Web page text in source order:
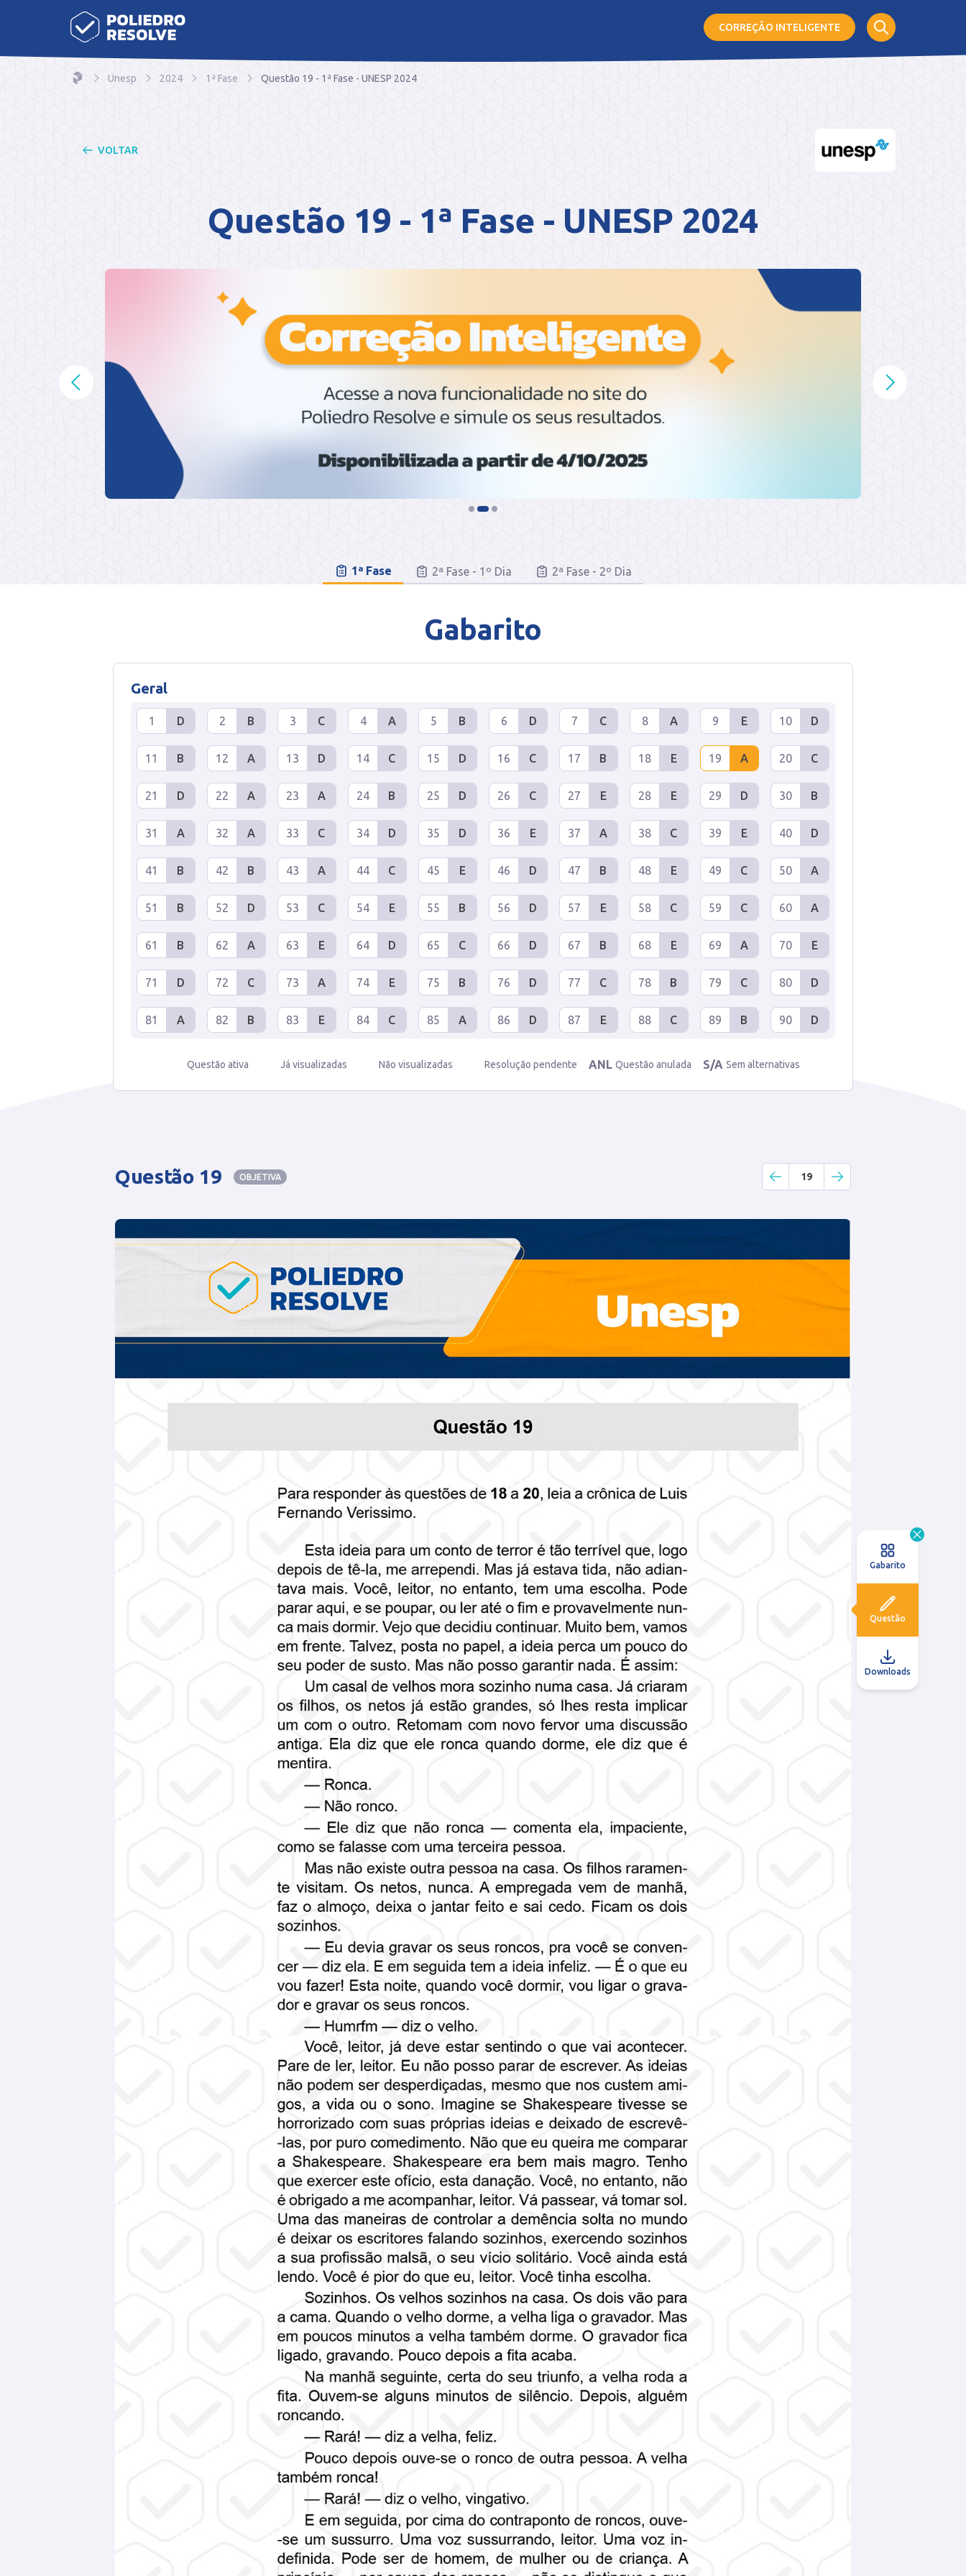
CORREÇÃO INTELIGENTE
Unesp 2024 1ª Fase Questão 19 - 1ª Fase - UNESP 2024
VOLTAR
Questão 19 - 1ª Fase - UNESP 2024
1ª Fase 2ª Fase - 1º Dia 2ª Fase - 2º Dia
Gabarito
Geral
1 D 2 B 3 C 4 A 5 B 6 D 7 C 8 A 9 E 10 D
11 B 12 A 13 D 14 C 15 D 16 C 17 B 18 E 19 A 20 C
21 D 22 A 23 A 24 B 25 D 26 C 27 E 28 E 29 D 30 B
31 A 32 A 33 C 34 D 35 D 36 E 37 A 38 C 39 E 40 D
41 B 42 B 43 A 44 C 45 E 46 D 47 B 48 E 49 C 50 A
51 B 52 D 53 C 54 E 55 B 56 D 57 E 58 C 59 C 60 A
61 B 62 A 63 E 64 D 65 C 66 D 67 B 68 E 69 A 70 E
71 D 72 C 73 A 74 E 75 B 76 D 77 C 78 B 79 C 80 D
81 A 82 B 83 E 84 C 85 A 86 D 87 E 88 C 89 B 90 D
Questão ativa Já visualizadas Não visualizadas Resolução pendente ANL Questão anulada S/A Sem alternativas
Questão 19 OBJETIVA 19
Gabarito
Questão
Downloads